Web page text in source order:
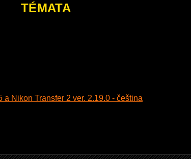
TÉMATA
Nikon Transfer 2 ver. 2.19.0 - čeština